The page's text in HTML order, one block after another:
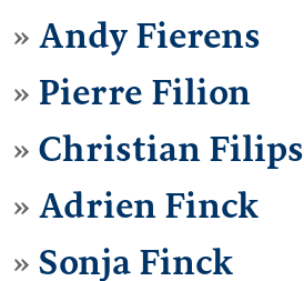
Andy Fierens
Pierre Filion
Christian Filips
Adrien Finck
Sonja Finck